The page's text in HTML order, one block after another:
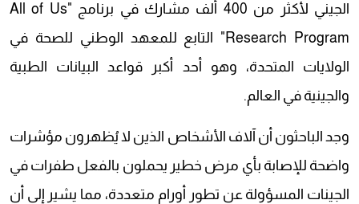
الجيني لأكثر من 400 ألف مشارك في برنامج "All of Us
Research Program" التابع للمعهد الوطني للصحة في
الولايات المتحدة، وهو أحد أكبر قواعد البيانات الطبية
والجينية في العالم.
وجد الباحثون أن آلاف الأشخاص الذين لا يُظهرون مؤشرات
واضحة للإصابة بأي مرض خطير يحملون بالفعل طفرات في
الجينات المسؤولة عن تطور أورام متعددة، مما يشير إلى أن